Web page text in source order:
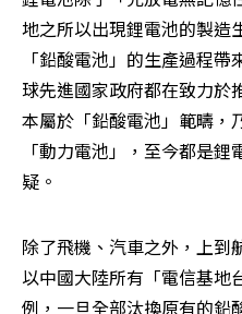
地之所以出現鋰電池的製造
「鉛酸電池」的生產過程
球先進國家政府都在致力於
本屬於「鉛酸電池」範疇，
「動力電池」，至今都是
疑。
除了飛機、汽車之外，上到
以中國大陸所有「電信基地
例，一旦全部汰換原有的鉛